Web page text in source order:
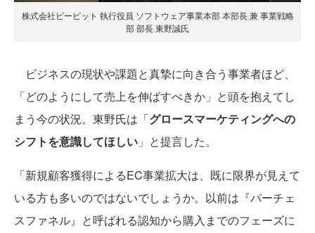
株式会社ビービット 執行役員 ソフトウェア事業本部 本部長 兼 事業戦略
部 部長 東野誠氏
ビジネスの現状や課題と真摯に向き合う事業者ほど、
「どのようにして売上を伸ばすべきか」と頭を抱えてし
まう今の状況。東野氏は「グロースマーケティングへの
シフトを意識してほしい 」と提言した。
「新規顧客獲得によるEC事業拡大は、既に限界が見えて
いる方も多いのではないでしょうか。以前は『パーチェ
スファネル』と呼ばれる認知から購入までのフェーズに